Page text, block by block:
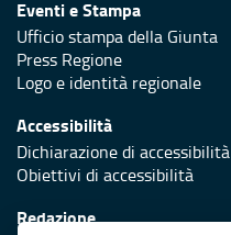
Eventi e Stampa
Ufficio stampa della Giunta
Press Regione
Logo e identità regionale
Accessibilità
Dichiarazione di accessibilità
Obiettivi di accessibilità
Redazione